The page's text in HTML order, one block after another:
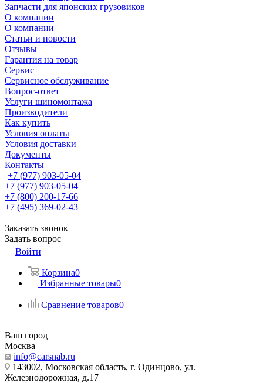
Запчасти для японских грузовиков
О компании
О компании
Статьи и новости
Отзывы
Гарантия на товар
Сервис
Сервисное обслуживание
Вопрос-ответ
Услуги шиномонтажа
Производители
Как купить
Условия оплаты
Условия доставки
Документы
Контакты
+7 (977) 903-05-04
+7 (977) 903-05-04
+7 (800) 200-17-66
+7 (495) 369-02-43
Заказать звонок
Задать вопрос
Войти
Корзина0
Избранные товары0
Сравнение товаров0
Ваш город
Москва
info@carsnab.ru
143002, Московская область, г. Одинцово, ул.
Железнодорожная, д.17